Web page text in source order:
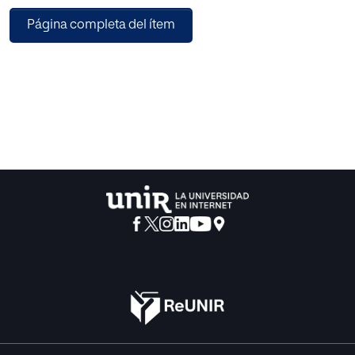
educativa ligada a la atención a la diversidad.
Página completa del ítem